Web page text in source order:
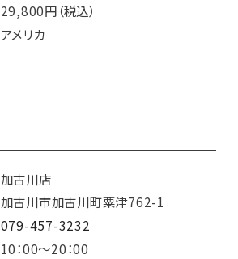
29,800円（税込）
アメリカ
加古川店
加古川市加古川町粟津762-1
079-457-3232
10：00～20：00